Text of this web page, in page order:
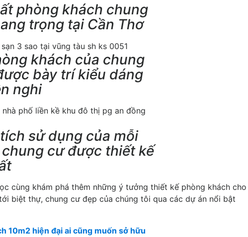
phòng khách chung
trọng tại Cần Thơ
khách của chung
bày trí kiểu dáng
nghi
sử dụng của mỗi
cư được thiết kế
cùng khám phá thêm những ý tưởng thiết kế phòng khách cho
biệt thự, chung cư đẹp của chúng tôi qua các dự án nổi bật
10m2 hiện đại ai cũng muốn sở hữu